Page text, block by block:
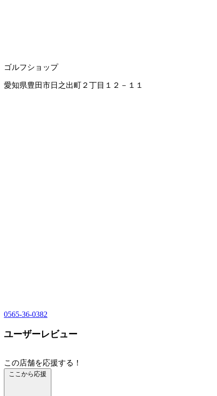
ゴルフショップ
愛知県豊田市日之出町２丁目１２－１１
0565-36-0382
ユーザーレビュー
この店舗を応援する！
ここから応援